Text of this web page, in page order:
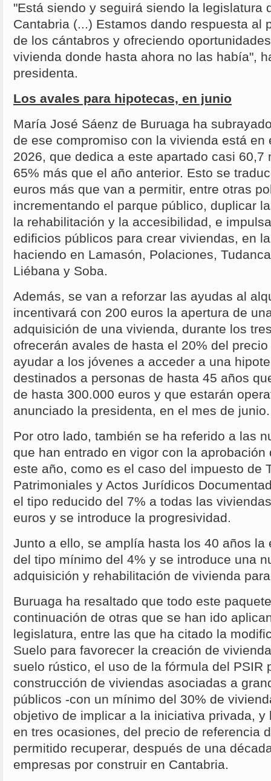
"Está siendo y seguirá siendo la legislatura
Cantabria (...) Estamos dando respuesta al
de los cántabros y ofreciendo
vivienda donde hasta ahora no las había",
presidenta.
Los avales para hipotecas, en junio
María José Sáenz de Buruaga ha
de ese compromiso con la vivienda está en
2026, que dedica a este apartado casi 60,7
65% más que el año anterior. Esto se
euros más que van a permitir, entre otras
incrementando el parque público, duplicar
la rehabilitación y la accesibilidad, e
edificios públicos para crear viviendas, en
haciendo en Lamasón, Polaciones,
Liébana y Soba.
Además, se van a reforzar las ayudas al
incentivará con 200 euros la apertura de
adquisición de una vivienda, durante los
ofrecerán avales de hasta el 20% del
ayudar a los jóvenes a acceder a una
destinados a personas de hasta 45 años
de hasta 300.000 euros y que estarán
anunciado la presidenta, en el mes de junio.
Por otro lado, también se ha referido a las
que han entrado en vigor con la
este año, como es el caso del impuesto de
Patrimoniales y Actos Jurídicos
el tipo reducido del 7% a todas las
euros y se introduce la progresividad.
Junto a ello, se amplía hasta los 40 años la
del tipo mínimo del 4% y se introduce una
adquisición y rehabilitación de vivienda
Buruaga ha resaltado que todo este
continuación de otras que se han ido
legislatura, entre las que ha citado la
Suelo para favorecer la creación de
suelo rústico, el uso de la fórmula del PSIR
construcción de viviendas asociadas a
públicos -con un mínimo del 30% de
objetivo de implicar a la iniciativa privada,
en tres ocasiones, del precio de referencia
permitido recuperar, después de una
empresas por construir en Cantabria.